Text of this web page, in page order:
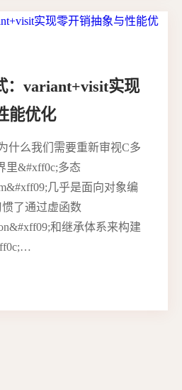
：variant+visit实现
能优化
什么我们需要重新审视C多
里&#xff0c;多态
几乎是面向对象编
了通过虚函数
和继承体系来构建